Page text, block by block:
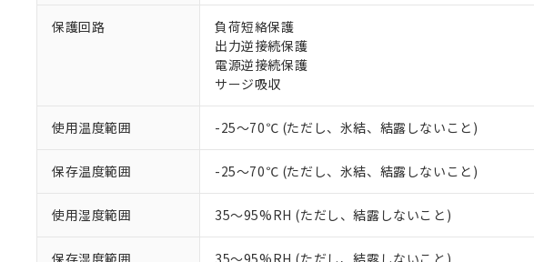
保護回路
負荷短絡保護
出力逆接続保護
電源逆接続保護
サージ吸収
使用温度範囲 -25～70℃ (ただし、氷結、結露しないこと)
保存温度範囲 -25～70℃ (ただし、氷結、結露しないこと)
使用湿度範囲 35～95%RH (ただし、結露しないこと)
保存湿度範囲 35～95%RH (ただし、結露しないこと)
正式な納期状況および標準価格は
当社販売員にご相談ください。
オムロン制御機器販売店や当社販
在庫状況および標準価格結果を当
す。
マイパーツ機能（部品リスト作成
ている必要があります。
六価クロム(Cr(Ⅵ)) 1000ppm以下、ポリ臭化ビフェ
フタル酸ビス(2-エチルヘキシル) (DEHP)(別名：
ル（DBP） 1000ppm以下、フタル酸ジイソブチル
但し、RoHS指令で産業用監視および制御機器に対
※2 対応予定月
部品在庫の切り替え状況などにより、予
※3 非含有証明書ダウンロード
「－」：未確認です。当社販売部門へ
*中国RoHS10物質の基準値 (GB/T26572)：
Pb(鉛) :1000ppm、 Hg(水銀) : 1000ppm、 Cd(カド
Cr(Ⅵ)(六価クロム) : 1000ppm、 PBBs(ポリ臭化ビ
DEHP(フタル酸ビス(2-エチルヘキシル)) : 1000ppm
※2 環境保護使用期限
「ｅ」：有害物質（10物質）のすべて
「10」：通常の使用状況下において有
味します。
「－」：未確認です。当社販売部門へお
当社は、貴社製品を第三者に販売
また当社は、販売先および販売に
たしません。
△ 一定数には満たないが在庫あり
－
在庫なし(最新の在庫状況に
機器販売店・当社販売員にご
空
白
受注生産機種、また在庫状況